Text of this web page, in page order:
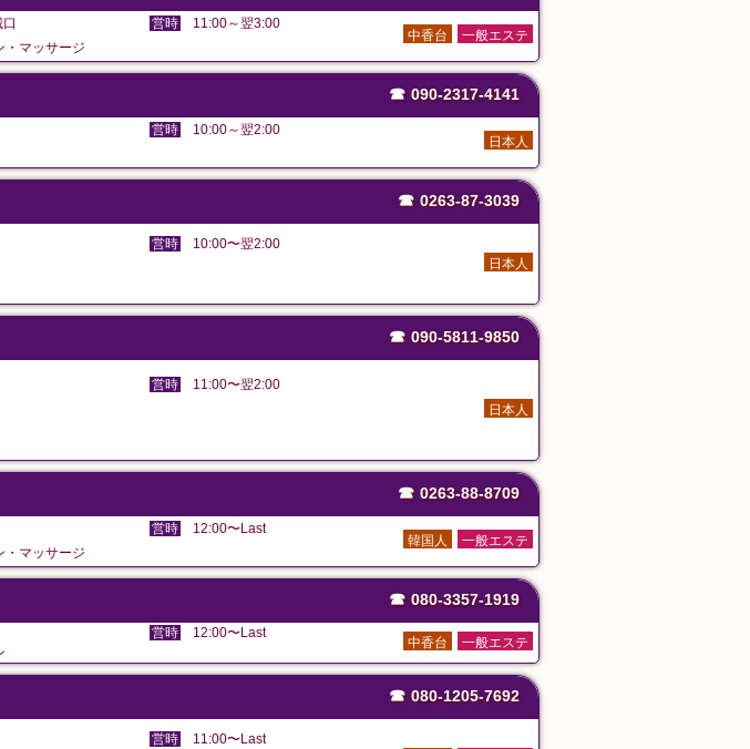
営時 11:00～翌3:00
一般エステ
中香台
・マッサージ
☎ 090-2317-4141
営時 10:00～翌2:00
日本人
☎ 0263-87-3039
営時
10:00〜翌2:00
日本人
☎ 090-5811-9850
営時
11:00〜翌2:00
日本人
☎ 0263-88-8709
営時 12:00〜Last
一般エステ
韓国人
・マッサージ
☎ 080-3357-1919
営時 12:00〜Last
一般エステ
中香台
☎ 080-1205-7692
営時
11:00〜Last